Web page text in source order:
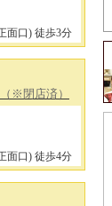
面口) 徒歩3分
（※閉店済）
面口) 徒歩4分